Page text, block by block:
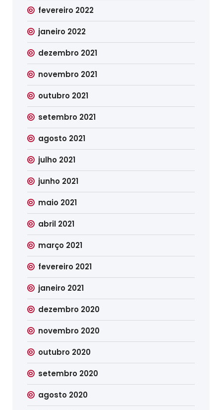
fevereiro 2022
janeiro 2022
dezembro 2021
novembro 2021
outubro 2021
setembro 2021
agosto 2021
julho 2021
junho 2021
maio 2021
abril 2021
março 2021
fevereiro 2021
janeiro 2021
dezembro 2020
novembro 2020
outubro 2020
setembro 2020
agosto 2020